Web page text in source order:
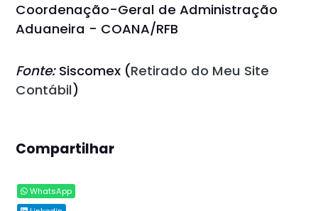
Coordenação-Geral de Administração
Aduaneira - COANA/RFB
Fonte:Siscomex (Retirado do Meu Site
Contábil)
Compartilhar
WhatsApp